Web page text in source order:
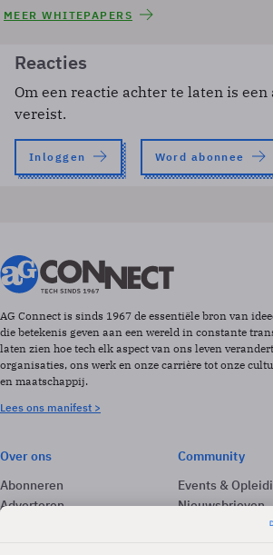
MEER WHITEPAPERS
Reacties
Om een reactie achter te laten is een
vereist.
Inloggen Word abonnee
AG Connect is sinds 1967 de essentiële bron van
die betekenis geven aan een wereld in constante
laten zien hoe tech elk aspect van ons leven
organisaties, ons werk en onze carrière tot onze
en maatschappij.
Lees ons manifest >
Over ons
Abonneren
Adverteren
Community
Events &
Nieuwsbrieven